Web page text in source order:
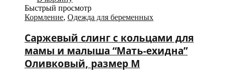
Быстрый просмотр
Кормление, Одежда для беременных
Саржевый слинг с кольцами для
мамы и малыша “Мать-ехидна”
Оливковый, размер М